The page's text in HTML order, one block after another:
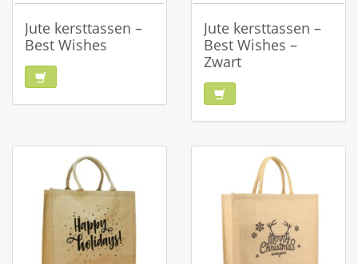
Jute kersttassen –
Best Wishes
Jute kersttassen –
Best Wishes –
Zwart